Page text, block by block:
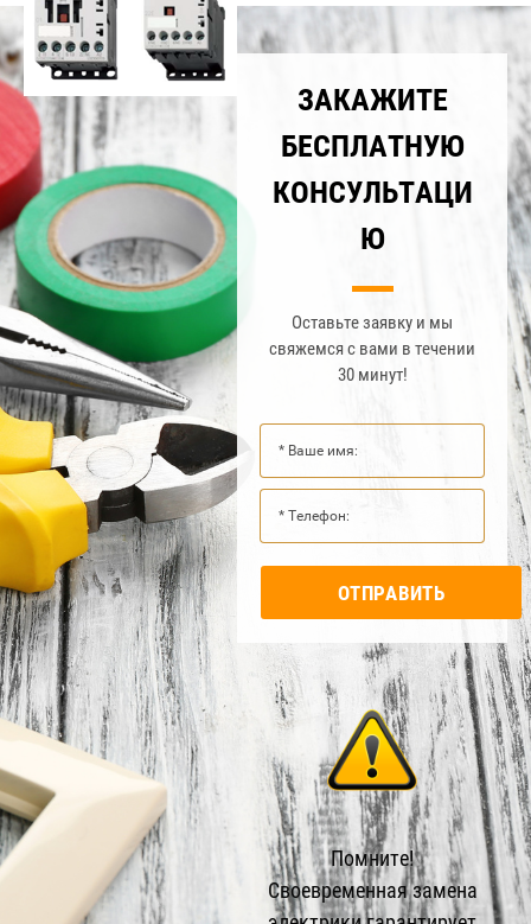
ЗАКАЖИТЕ
БЕСПЛАТНУЮ
КОНСУЛЬТАЦИ
Ю
Оставьте заявку и мы
свяжемся с вами в течении
30 минут!
ОТПРАВИТЬ
Помните!
Своевременная замена